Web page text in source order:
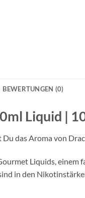
BEWERTUNGEN (0)
Liquid |
das Aroma von
Liquids,
in den